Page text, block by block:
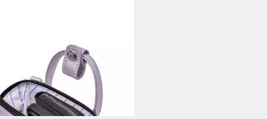
Umhängetasche Capri (Set)